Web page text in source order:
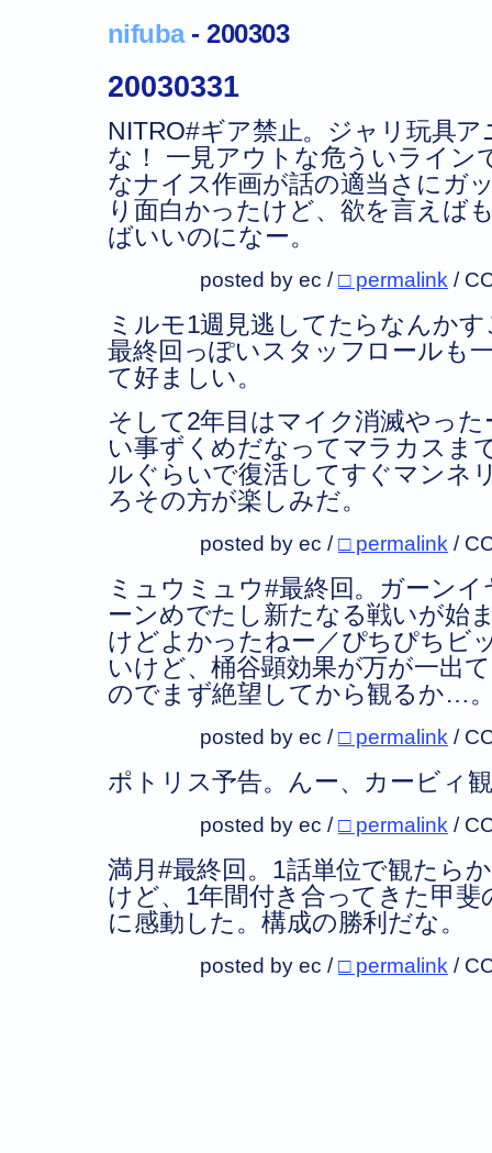
nifuba- 200303
20030331
NITRO#ギア禁止。ジャリ玩具
な！ 一見アウトな危ういライン
なナイス作画が話の適当さにガ
り面白かったけど、欲を言えば
ばいいのになー。
posted by ec /□ permalink /
ミルモ1週見逃してたらなんか
最終回っぽいスタッフロールも
て好ましい。
そして2年目はマイク消滅やっ
い事ずくめだなってマラカスま
ルぐらいで復活してすぐマンネ
ろその方が楽しみだ。
posted by ec /□ permalink /
ミュウミュウ#最終回。ガーン
ーンめでたし新たなる戦いが始
けどよかったねー／ぴちぴちビ
いけど、桶谷顕効果が万が一出
のでまず絶望してから観るか…
posted by ec /□ permalink /
ポトリス予告。んー、カービィ
posted by ec /□ permalink /
満月#最終回。1話単位で観たら
けど、1年間付き合ってきた甲
に感動した。構成の勝利だな。
posted by ec /□ permalink /